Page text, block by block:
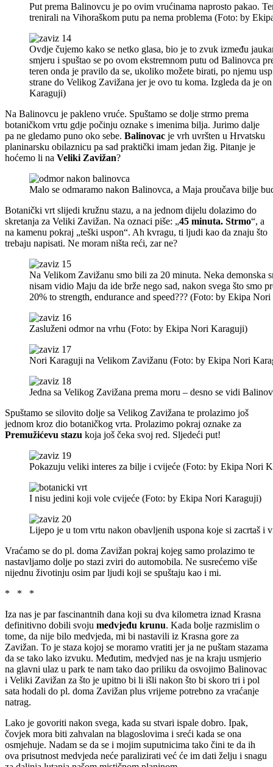
Put prema Balinovcu je po ovim vrućinama naprosto pakao.
trenirali na Vihoraškom putu pa nema problema (Foto: by
Ovdje čujemo kako se netko glasa, bio je to zvuk između
smjeru i spuštao se po ovom ekstremnom putu od Balinovca
teren onda je pravilo da se, ukoliko možete birati, po njemu
strane do Velikog Zavižana jer je ovo tu koma. Izgleda da je
Karaguji)
Na Balinovcu je pakleno vruće. Spuštamo se dolje strmo prema
botaničkom vrtu gdje počinju oznake s imenima bilja. Jurimo dalje
pa ne gledamo puno oko sebe. Balinovac je vrh uvršten u Hrvatsku
planinarsku obilaznicu pa sad praktički imam jedan žig. Pitanje je
hoćemo li na Veliki Zavižan?
Malo se odmaramo nakon Balinovca, a Maja proučava bilje
Botanički vrt slijedi kružnu stazu, a na jednom dijelu dolazimo do
skretanja za Veliki Zavižan. Na oznaci piše: „45 minuta. Strmo“, a
na kamenu pokraj „teški uspon“. Ah kvragu, ti ljudi kao da znaju što
trebaju napisati. Ne moram ništa reći, zar ne?
Na Velikom Zavižanu smo bili za 20 minuta. Neka demonska
nisam vidio Maju da ide brže nego sad, nakon svega što smo
20% to strength, endurance and speed??? (Foto: by Ekipa
Zasluženi odmor na vrhu (Foto: by Ekipa Nori Karaguji)
Nori Karaguji na Velikom Zavižanu (Foto: by Ekipa Nori
Jedna sa Velikog Zavižana prema moru – desno se vidi
Spuštamo se silovito dolje sa Velikog Zavižana te prolazimo još
jednom kroz dio botaničkog vrta. Prolazimo pokraj oznake za
Premužićevu stazu koja još čeka svoj red. Sljedeći put!
Pokazuju veliki interes za bilje i cvijeće (Foto: by Ekipa Nori
I nisu jedini koji vole cvijeće (Foto: by Ekipa Nori Karaguji)
Lijepo je u tom vrtu nakon obavljenih uspona koje si zacrtaš i
Vraćamo se do pl. doma Zavižan pokraj kojeg samo prolazimo te
nastavljamo dolje po stazi zviri do automobila. Ne susrećemo više
nijednu životinju osim par ljudi koji se spuštaju kao i mi.
* * *
Iza nas je par fascinantnih dana koji su dva kilometra iznad Krasna
definitivno dobili svoju medvjeđu krunu. Kada bolje razmislim o
tome, da nije bilo medvjeda, mi bi nastavili iz Krasna gore za
Zavižan. To je staza kojoj se moramo vratiti jer ja ne puštam stazama
da se tako lako izvuku. Međutim, medvjed nas je na kraju usmjerio
na glavni ulaz u park te nam tako dao priliku da osvojimo Balinovac
i Veliki Zavižan za što je upitno bi li išli nakon što bi skoro tri i pol
sata hodali do pl. doma Zavižan plus vrijeme potrebno za vraćanje
natrag.
Lako je govoriti nakon svega, kada su stvari ispale dobro. Ipak,
čovjek mora biti zahvalan na blagoslovima i sreći kada se ona
osmjehuje. Nadam se da se i mojim suputnicima tako čini te da ih
ova prisutnost medvjeda neće paralizirati već će im dati želju i snagu